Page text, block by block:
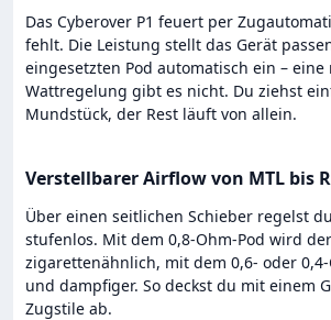
Das Cyberover P1 feuert per
fehlt. Die Leistung stellt das Gerät
eingesetzten Pod automatisch ein – eine
Wattregelung gibt es nicht. Du ziehst
Mundstück, der Rest läuft von allein.
Verstellbarer Airflow von MTL bis
Über einen seitlichen Schieber regelst
stufenlos. Mit dem 0,8-Ohm-Pod wird
zigarettenähnlich, mit dem 0,6- oder
und dampfiger. So deckst du mit einem
Zugstile ab.